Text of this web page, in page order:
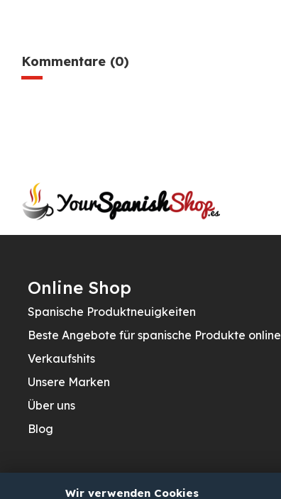
Kommentare (0)
Online Shop
Spanische Produktneuigkeiten
Beste Angebote für spanische Produkte online
Verkaufshits
Unsere Marken
Über uns
Blog
Wir verwenden Cookies